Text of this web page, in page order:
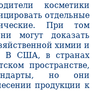
косметики
отдельные
При том
могут доказать
химии и
В США, в странах
пространстве,
но они
продукции к